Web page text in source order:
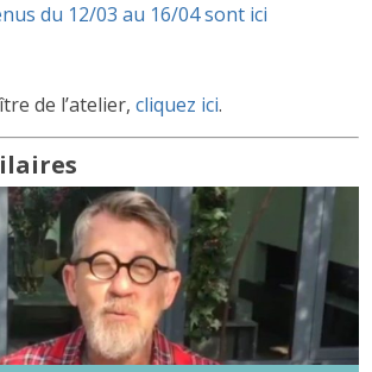
du 12/03 au 16/04 sont ici
de l’atelier,cliquez ici.